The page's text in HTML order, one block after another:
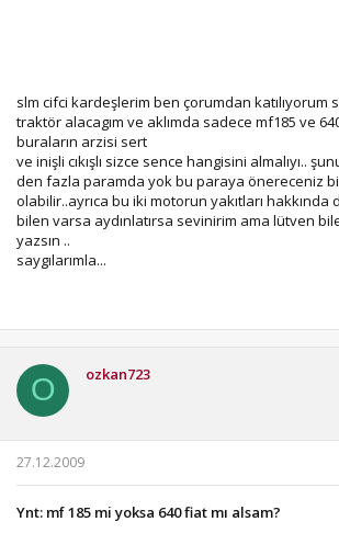
slm cifci kardeşlerim ben çorumdan katılıyorum
traktör alacagım ve aklımda sadece mf185 ve
buraların arzisi sert
ve inişli cıkışlı sizce sence hangisini almalıyı..
den fazla paramda yok bu paraya önereceniz
olabilir..ayrıca bu iki motorun yakıtları hakkında
bilen varsa aydınlatırsa sevinirim ama lütven
yazsın ..
saygılarımla...
O ozkan723
27.12.2009
Ynt: mf 185 mi yoksa 640 fiat mı alsam?